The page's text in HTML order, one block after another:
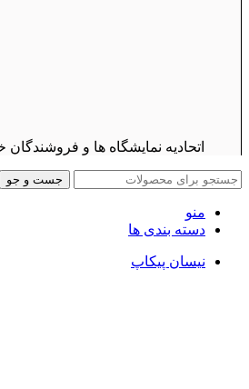
اتحادیه نمایشگاه ها و
جست و جو
منو
دسته بندی ها
نیسان پیکاپ